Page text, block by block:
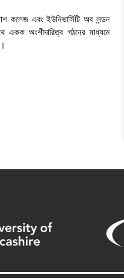
কলেজ এবং ইউনিভার্সিটি অব লন্ডন
একক অংশীদারিত্ব গঠনের মাধ্যমে